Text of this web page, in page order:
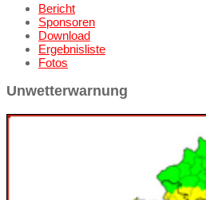
Bericht
Sponsoren
Download
Ergebnisliste
Fotos
Unwetterwarnung